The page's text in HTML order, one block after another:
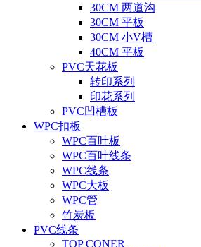
30CM 两道沟
30CM 平板
30CM 小V槽
40CM 平板
PVC天花板
转印系列
印花系列
PVC凹槽板
WPC扣板
WPC百叶板
WPC百叶线条
WPC线条
WPC大板
WPC管
竹炭板
PVC线条
TOP CONER